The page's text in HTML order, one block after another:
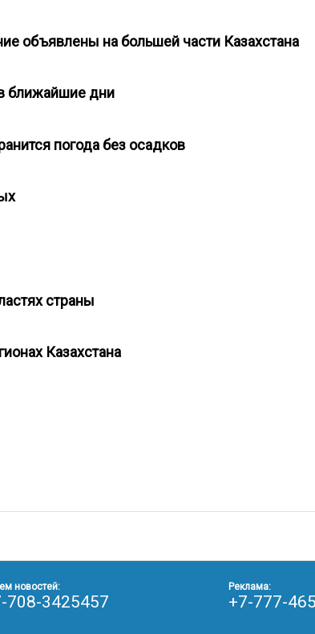
объявлены на большей части Казахстана
ближайшие дни
погода без осадков
страны
Казахстана
новостей:
708-3425457
Реклама:
+7-777-